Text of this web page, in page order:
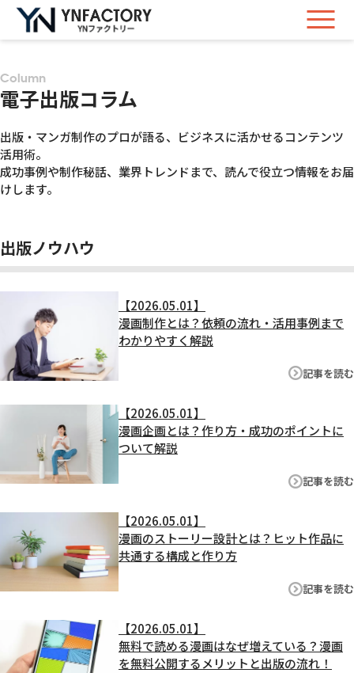
Column
電子出版コラム
出版・マンガ制作のプロが語る、ビジネスに活かせるコンテンツ
活用術。
成功事例や制作秘話、業界トレンドまで、読んで役立つ情報をお届
けします。
出版ノウハウ
【2026.05.01】
漫画制作とは？依頼の流れ・活用事例まで
わかりやすく解説
記事を読む
【2026.05.01】
漫画企画とは？作り方・成功のポイントに
ついて解説
記事を読む
【2026.05.01】
漫画のストーリー設計とは？ヒット作品に
共通する構成と作り方
記事を読む
【2026.05.01】
無料で読める漫画はなぜ増えている？漫画
を無料公開するメリットと出版の流れ！